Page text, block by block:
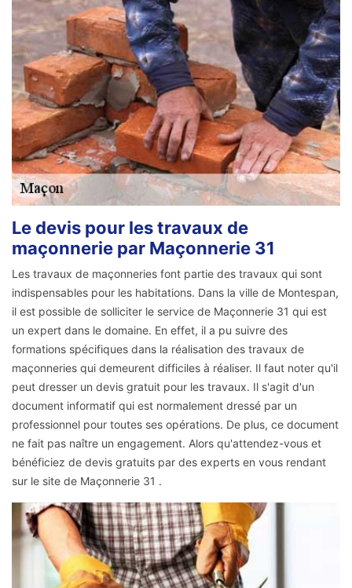
Le devis pour les travaux de
maçonnerie par Maçonnerie 31
Les travaux de maçonneries font partie des travaux qui sont
indispensables pour les habitations. Dans la ville de Montespan,
il est possible de solliciter le service de Maçonnerie 31 qui est
un expert dans le domaine. En effet, il a pu suivre des
formations spécifiques dans la réalisation des travaux de
maçonneries qui demeurent difficiles à réaliser. Il faut noter qu'il
peut dresser un devis gratuit pour les travaux. Il s'agit d'un
document informatif qui est normalement dressé par un
professionnel pour toutes ses opérations. De plus, ce document
ne fait pas naître un engagement. Alors qu'attendez-vous et
bénéficiez de devis gratuits par des experts en vous rendant
sur le site de Maçonnerie 31 .